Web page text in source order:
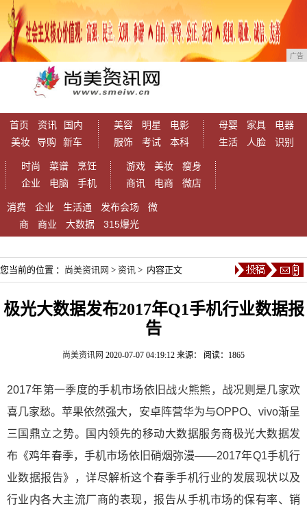
广告
首页 资讯
国内
美妆
导购 新车
美容 明星
电影
服饰
考试 本科
母婴 家具
电器
生活
人脸 识别
时尚 菜谱
烹饪
企业
电脑 手机
游戏 美妆
瘦身
商讯
电商 微店
消费 企业 生活通 发布会场
微
商
商业 大数据 315爆光
您当前的位置 ： 尚美资讯网 > 资讯 > 内容正文
极光大数据发布2017年Q1手机行业数据报
告
尚美资讯网 2020-07-07 04:19:12 来源： 阅读：1865
2017年第一季度的手机市场依旧战火熊熊，战况则是几家欢
喜几家愁。苹果依然强大，安卓阵营华为与OPPO、vivo渐呈
三国鼎立之势。国内领先的移动大数据服务商极光大数据发
布《鸡年春季，手机市场依旧硝烟弥漫——2017年Q1手机行
业数据报告》，详尽解析这个春季手机行业的发展现状以及
行业内各大主流厂商的表现，报告从手机市场的保有率、销